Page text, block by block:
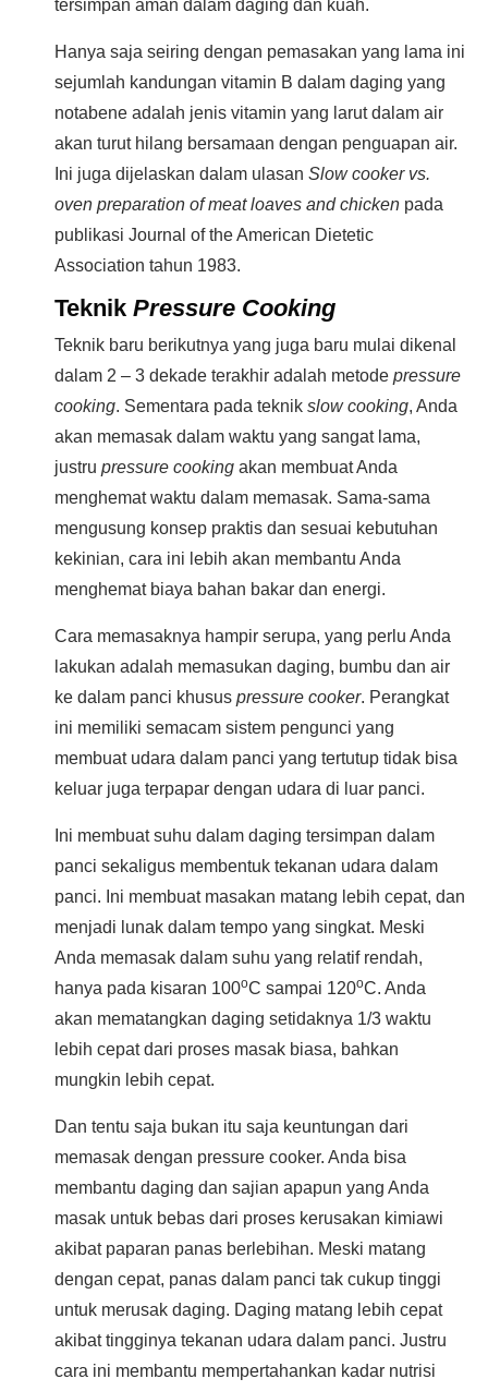
tersimpan aman dalam daging dan kuah.
Hanya saja seiring dengan pemasakan yang lama ini
sejumlah kandungan vitamin B dalam daging yang
notabene adalah jenis vitamin yang larut dalam air
akan turut hilang bersamaan dengan penguapan air.
Ini juga dijelaskan dalam ulasan Slow cooker vs.
oven preparation of meat loaves and chicken pada
publikasi Journal of the American Dietetic
Association tahun 1983.
Teknik Pressure Cooking
Teknik baru berikutnya yang juga baru mulai dikenal
dalam 2 – 3 dekade terakhir adalah metode pressure
cooking. Sementara pada teknik slow cooking, Anda
akan memasak dalam waktu yang sangat lama,
justru pressure cooking akan membuat Anda
menghemat waktu dalam memasak. Sama-sama
mengusung konsep praktis dan sesuai kebutuhan
kekinian, cara ini lebih akan membantu Anda
menghemat biaya bahan bakar dan energi.
Cara memasaknya hampir serupa, yang perlu Anda
lakukan adalah memasukan daging, bumbu dan air
ke dalam panci khusus pressure cooker. Perangkat
ini memiliki semacam sistem pengunci yang
membuat udara dalam panci yang tertutup tidak bisa
keluar juga terpapar dengan udara di luar panci.
Ini membuat suhu dalam daging tersimpan dalam
panci sekaligus membentuk tekanan udara dalam
panci. Ini membuat masakan matang lebih cepat, dan
menjadi lunak dalam tempo yang singkat. Meski
Anda memasak dalam suhu yang relatif rendah,
hanya pada kisaran 100oC sampai 120oC. Anda
akan mematangkan daging setidaknya 1/3 waktu
lebih cepat dari proses masak biasa, bahkan
mungkin lebih cepat.
Dan tentu saja bukan itu saja keuntungan dari
memasak dengan pressure cooker. Anda bisa
membantu daging dan sajian apapun yang Anda
masak untuk bebas dari proses kerusakan kimiawi
akibat paparan panas berlebihan. Meski matang
dengan cepat, panas dalam panci tak cukup tinggi
untuk merusak daging. Daging matang lebih cepat
akibat tingginya tekanan udara dalam panci. Justru
cara ini membantu mempertahankan kadar nutrisi